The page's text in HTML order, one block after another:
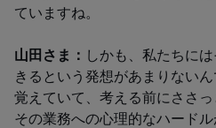
ていますね。
山田さま： しかも、私たちに
きるという発想があまりない
覚えていて、考える前にささっ
その業務への心理的なハード